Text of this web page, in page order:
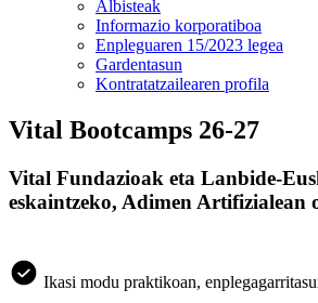
Albisteak
Informazio korporatiboa
Enpleguaren 15/2023 legea
Gardentasun
Kontratatzailearen profila
Vital Bootcamps 26-27
Vital Fundazioak eta Lanbide-
eskaintzeko, Adimen Artifizialean
Ikasi modu praktikoan,